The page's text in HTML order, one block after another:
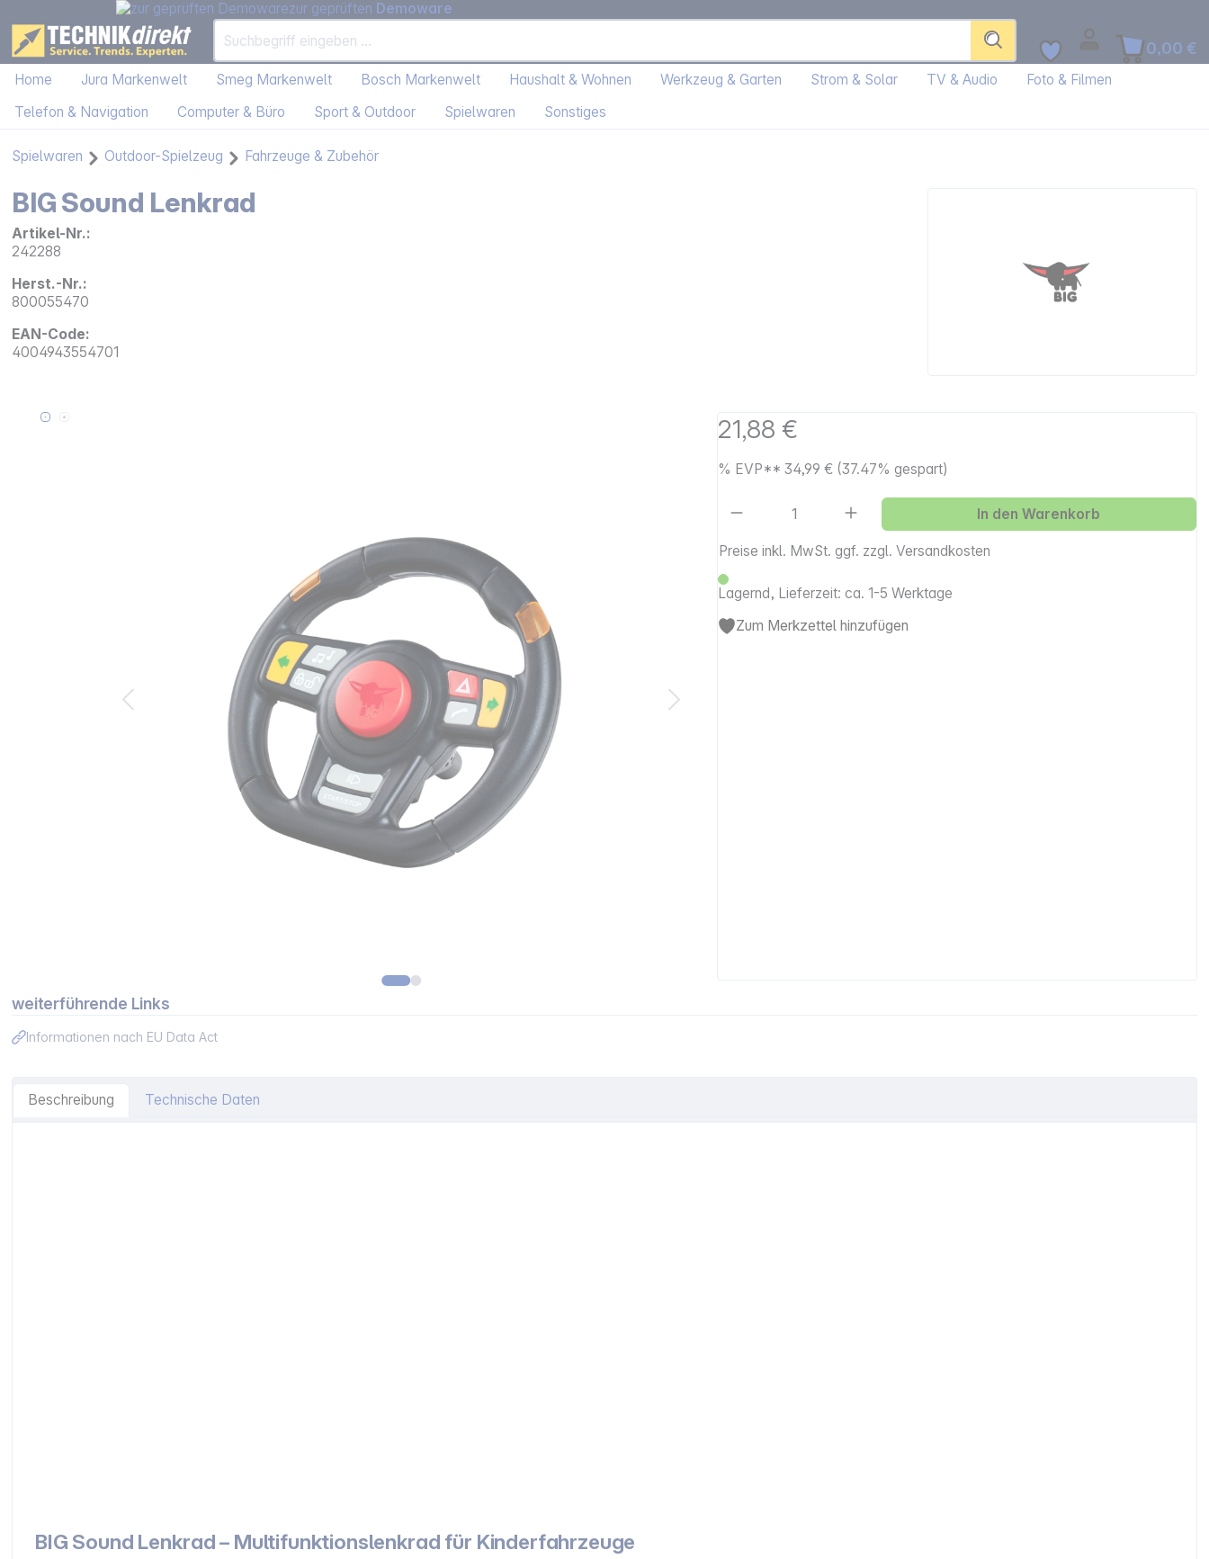
zur geprüften Demoware
0,00 €
Home Jura Markenwelt Smeg Markenwelt Bosch Markenwelt Haushalt & Wohnen Werkzeug & Garten Strom & Solar TV & Audio
Foto & Filmen
Telefon & Navigation
Computer & Büro Sport & Outdoor Spielwaren Sonstiges
Spielwaren Outdoor-Spielzeug Fahrzeuge & Zubehör
BIG Sound Lenkrad
Artikel-Nr.:
242288
Herst.-Nr.:
800055470
EAN-Code:
4004943554701
Bildergalerie überspringen 21,88 €
% EVP**34,99 € (37.47% gespart)
Preise inkl. MwSt. ggf. zzgl. Versandkosten
Lagernd, Lieferzeit: ca. 1-5 Werktage
Artikel Anzahl: Gib den gewünschten Wert ein
In den Warenkorb
Zum Merkzettel hinzufügen
weiterführende Links
Informationen nach EU Data Act
Beschreibung Technische Daten
BIG Sound Lenkrad – Multifunktionslenkrad für Kinderfahrzeuge